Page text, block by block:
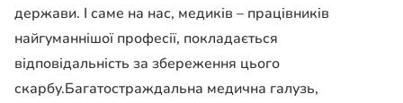
держави. І саме на нас, медиків – працівників
найгуманнішої професії, покладається
відповідальність за збереження цього
скарбу.Багатостраждальна медична галузь,